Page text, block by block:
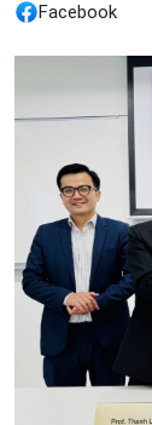
Facebook